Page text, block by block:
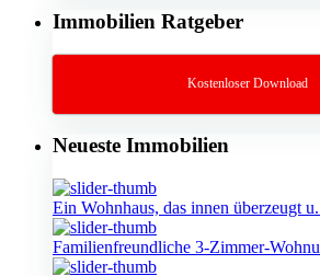
Immobilien Ratgeber
Kostenloser Download
Neueste Immobilien
Ein Wohnhaus, das innen überzeugt
Familienfreundliche 3-Zimmer-